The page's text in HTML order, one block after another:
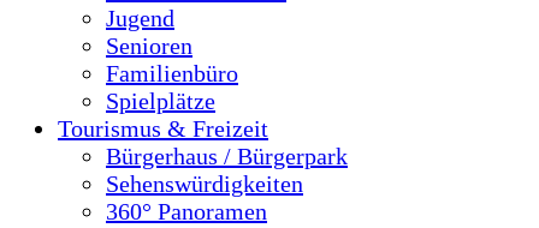
Jugend
Senioren
Familienbüro
Spielplätze
Tourismus & Freizeit
Bürgerhaus / Bürgerpark
Sehenswürdigkeiten
360° Panoramen